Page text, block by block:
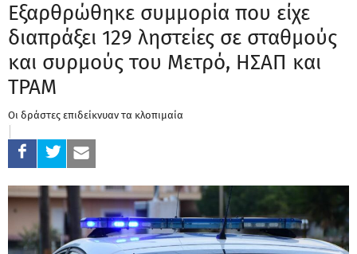
Εξαρθρώθηκε συμμορία που είχε
διαπράξει 129 ληστείες σε σταθμούς
και συρμούς του Μετρό, ΗΣΑΠ και
ΤΡΑΜ
Οι δράστες επιδείκνυαν τα κλοπιμαία